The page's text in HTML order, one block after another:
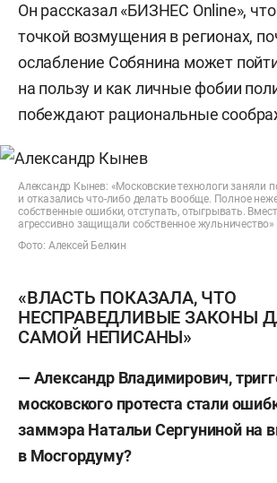
Он рассказал «БИЗНЕС Online»,
точкой возмущения в регионах,
ослабление Собянина может
на пользу и как личные фобии
побеждают рациональные
Александр Кынев: «Московские технологи заняли
и отказались что-либо делать вообще. Полное
собственные ошибки, отступать, отыгрывать.
агрессивно защищали собственное жульничество»
Фото: Алексей Белкин
«ВЛАСТЬ ПОКАЗАЛА, ЧТО
НЕСПРАВЕДЛИВЫЕ ЗАКОНЫ
САМОЙ НЕПИСАНЫ»
— Александр Владимирович,
московского протеста стали
заммэра Натальи Сергуниной на
в Мосгордуму?